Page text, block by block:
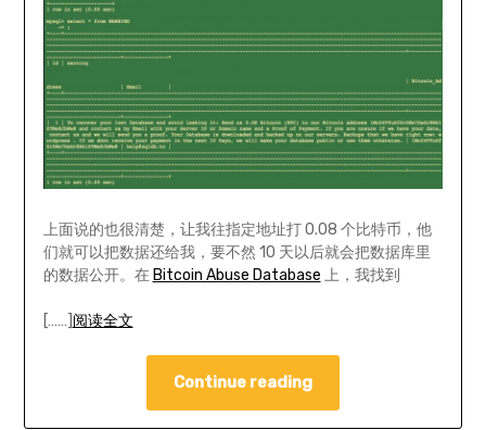
上面说的也很清楚，让我往指定地址打 0.08 个比特币，他
们就可以把数据还给我，要不然 10 天以后就会把数据库里
的数据公开。在 Bitcoin Abuse Database 上，我找到
[……] 阅读全文
Continue reading